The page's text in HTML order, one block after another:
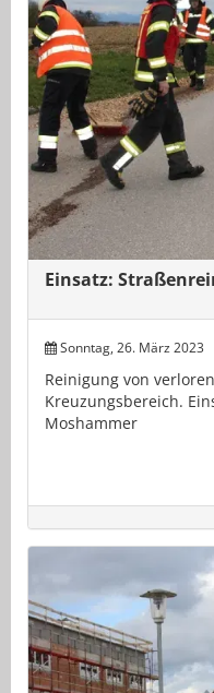
Einsatz:
Sonntag, 26. März 2023
Reinigung von
Kreuzungsbereich.
Moshammer